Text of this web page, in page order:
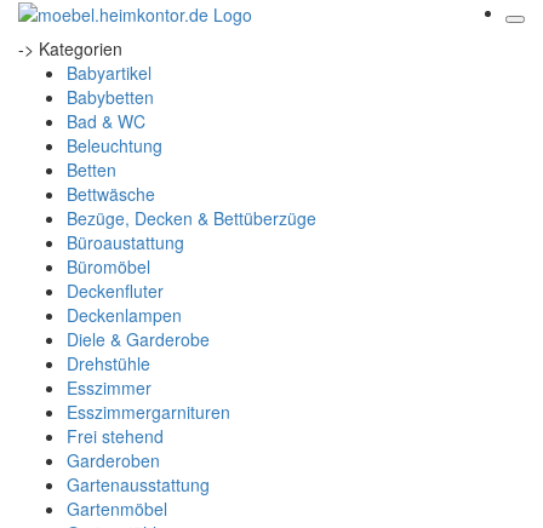
-> Kategorien
Babyartikel
Babybetten
Bad & WC
Beleuchtung
Betten
Bettwäsche
Bezüge, Decken & Bettüberzüge
Büroaustattung
Büromöbel
Deckenfluter
Deckenlampen
Diele & Garderobe
Drehstühle
Esszimmer
Esszimmergarnituren
Frei stehend
Garderoben
Gartenausstattung
Gartenmöbel